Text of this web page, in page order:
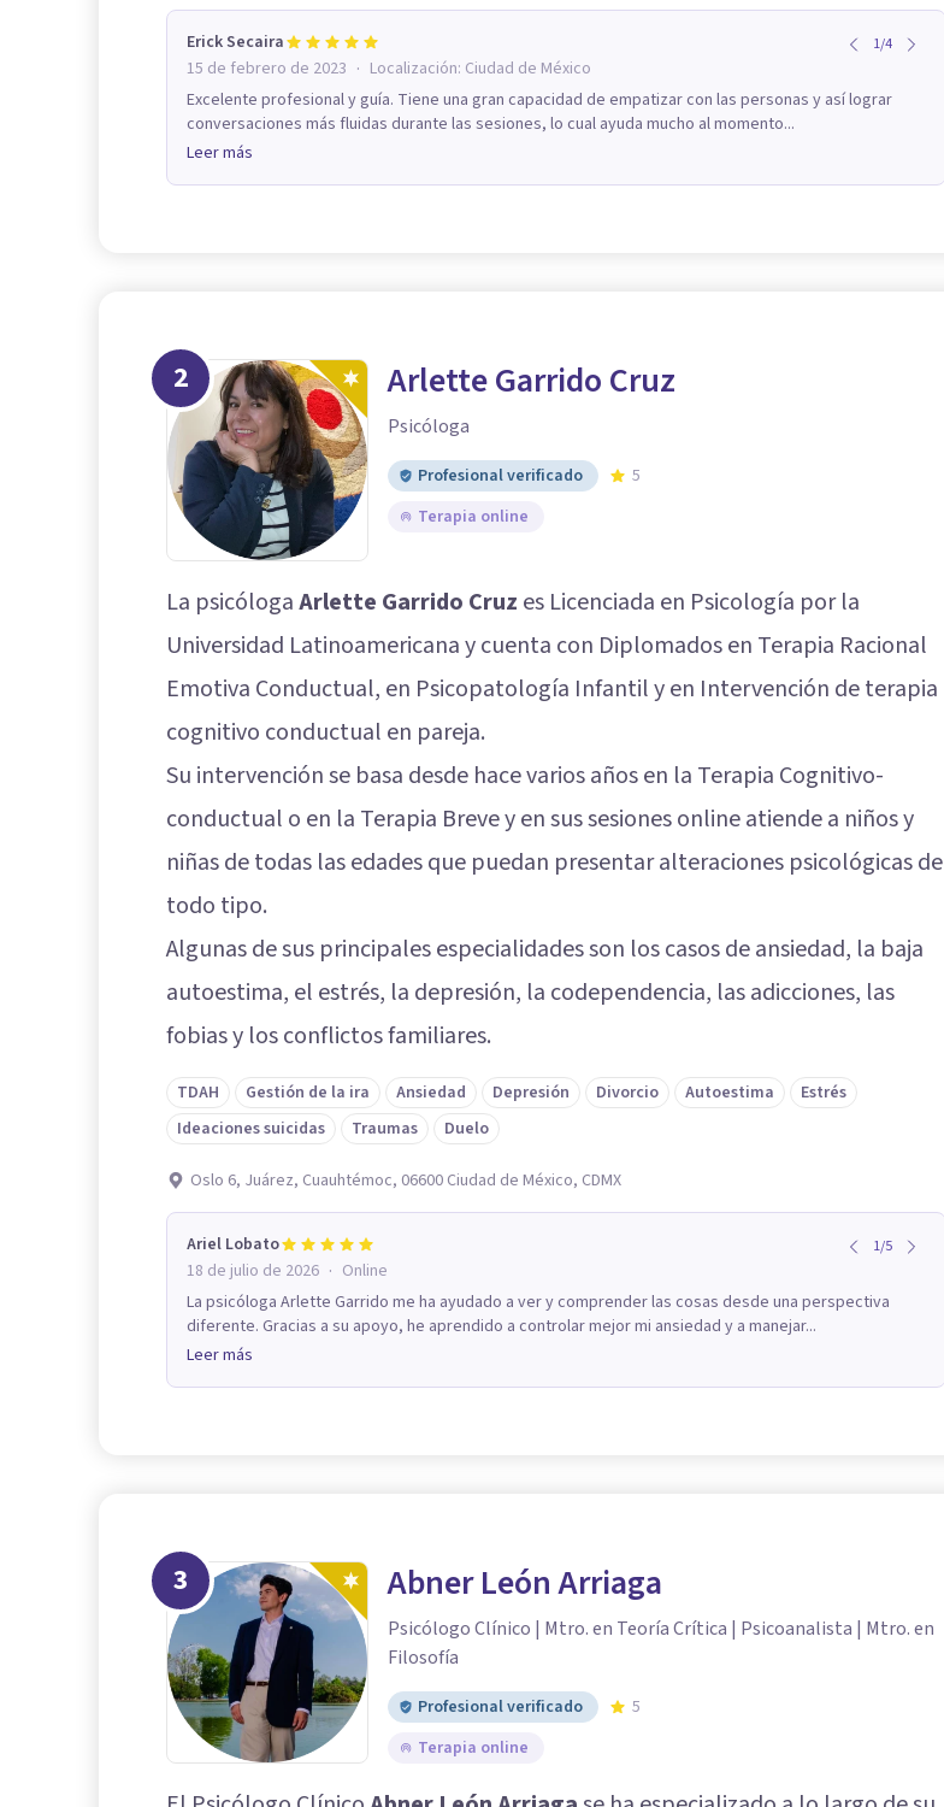
Erick Secaira 1/4
15 de febrero de 2023 · Localización: Ciudad de México
Excelente profesional y guía. Tiene una gran capacidad de empatizar con las personas y así lograr
conversaciones más fluidas durante las sesiones, lo cual ayuda mucho al momento...
Leer más
2 Arlette Garrido Cruz
Psicóloga
Profesional verificado
5
Terapia online
La psicólogaArlette Garrido Cruz es Licenciada en Psicología por la
Universidad Latinoamericana y cuenta con Diplomados en Terapia Racional
Emotiva Conductual, en Psicopatología Infantil y en Intervención de terapia
cognitivo conductual en pareja.
Su intervención se basa desde hace varios años en la Terapia Cognitivo-
conductual o en la Terapia Breve y en sus sesiones online atiende a niños y
niñas de todas las edades que puedan presentar alteraciones psicológicas de
todo tipo.
Algunas de sus principales especialidades son los casos de ansiedad, la baja
autoestima, el estrés, la depresión, la codependencia, las adicciones, las
fobias y los conflictos familiares.
TDAH Gestión de la ira Ansiedad Depresión Divorcio Autoestima
Estrés
Ideaciones suicidas
Traumas Duelo
Oslo 6, Juárez, Cuauhtémoc, 06600 Ciudad de México, CDMX
Ariel Lobato 1/5
18 de julio de 2026 · Online
La psicóloga Arlette Garrido me ha ayudado a ver y comprender las cosas desde una perspectiva
diferente. Gracias a su apoyo, he aprendido a controlar mejor mi ansiedad y a manejar...
Leer más
3 Abner León Arriaga
Psicólogo Clínico | Mtro. en Teoría Crítica | Psicoanalista | Mtro. en
Filosofía
Profesional verificado
5
Terapia online